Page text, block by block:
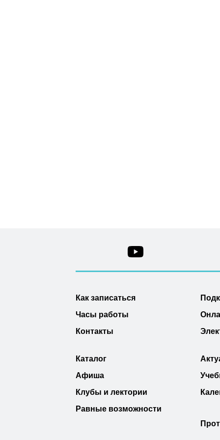
Как записаться
Часы работы
Контакты
Каталог
Афиша
Клубы и лектории
Равные возможности